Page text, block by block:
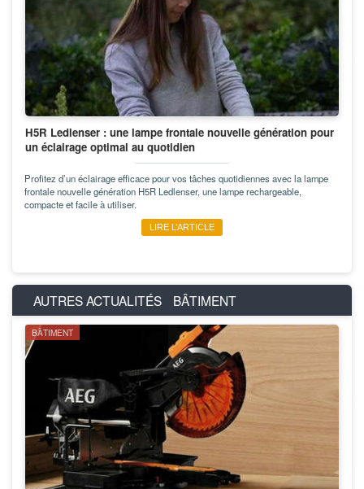
H5R Ledlenser : une lampe frontale nouvelle génération pour
un éclairage optimal au quotidien
Profitez d’un éclairage efficace pour vos tâches quotidiennes avec la lampe
frontale nouvelle génération H5R Ledlenser, une lampe rechargeable,
compacte et facile à utiliser.
LIRE L’ARTICLE
AUTRES ACTUALITÉS BÂTIMENT
BÂTIMENT